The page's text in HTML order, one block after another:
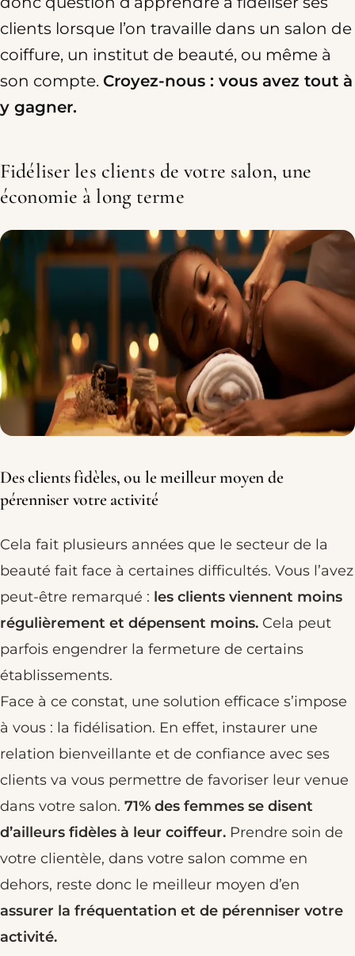
clients lorsque l’on travaille dans un salon de
coiffure, un institut de beauté, ou même à
son compte. Croyez-nous : vous avez tout à
y gagner.
Fidéliser les clients de votre salon, une
économie à long terme
Des clients fidèles, ou le meilleur moyen de
pérenniser votre activité
Cela fait plusieurs années que le secteur de la
beauté fait face à certaines difficultés. Vous l’avez
peut-être remarqué : les clients viennent moins
régulièrement et dépensent moins. Cela peut
parfois engendrer la fermeture de certains
établissements.
Face à ce constat, une solution efficace s’impose
à vous : la fidélisation. En effet, instaurer une
relation bienveillante et de confiance avec ses
clients va vous permettre de favoriser leur venue
dans votre salon. 71% des femmes se disent
d’ailleurs fidèles à leur coiffeur. Prendre soin de
votre clientèle, dans votre salon comme en
dehors, reste donc le meilleur moyen d’en
assurer la fréquentation et de pérenniser votre
activité.